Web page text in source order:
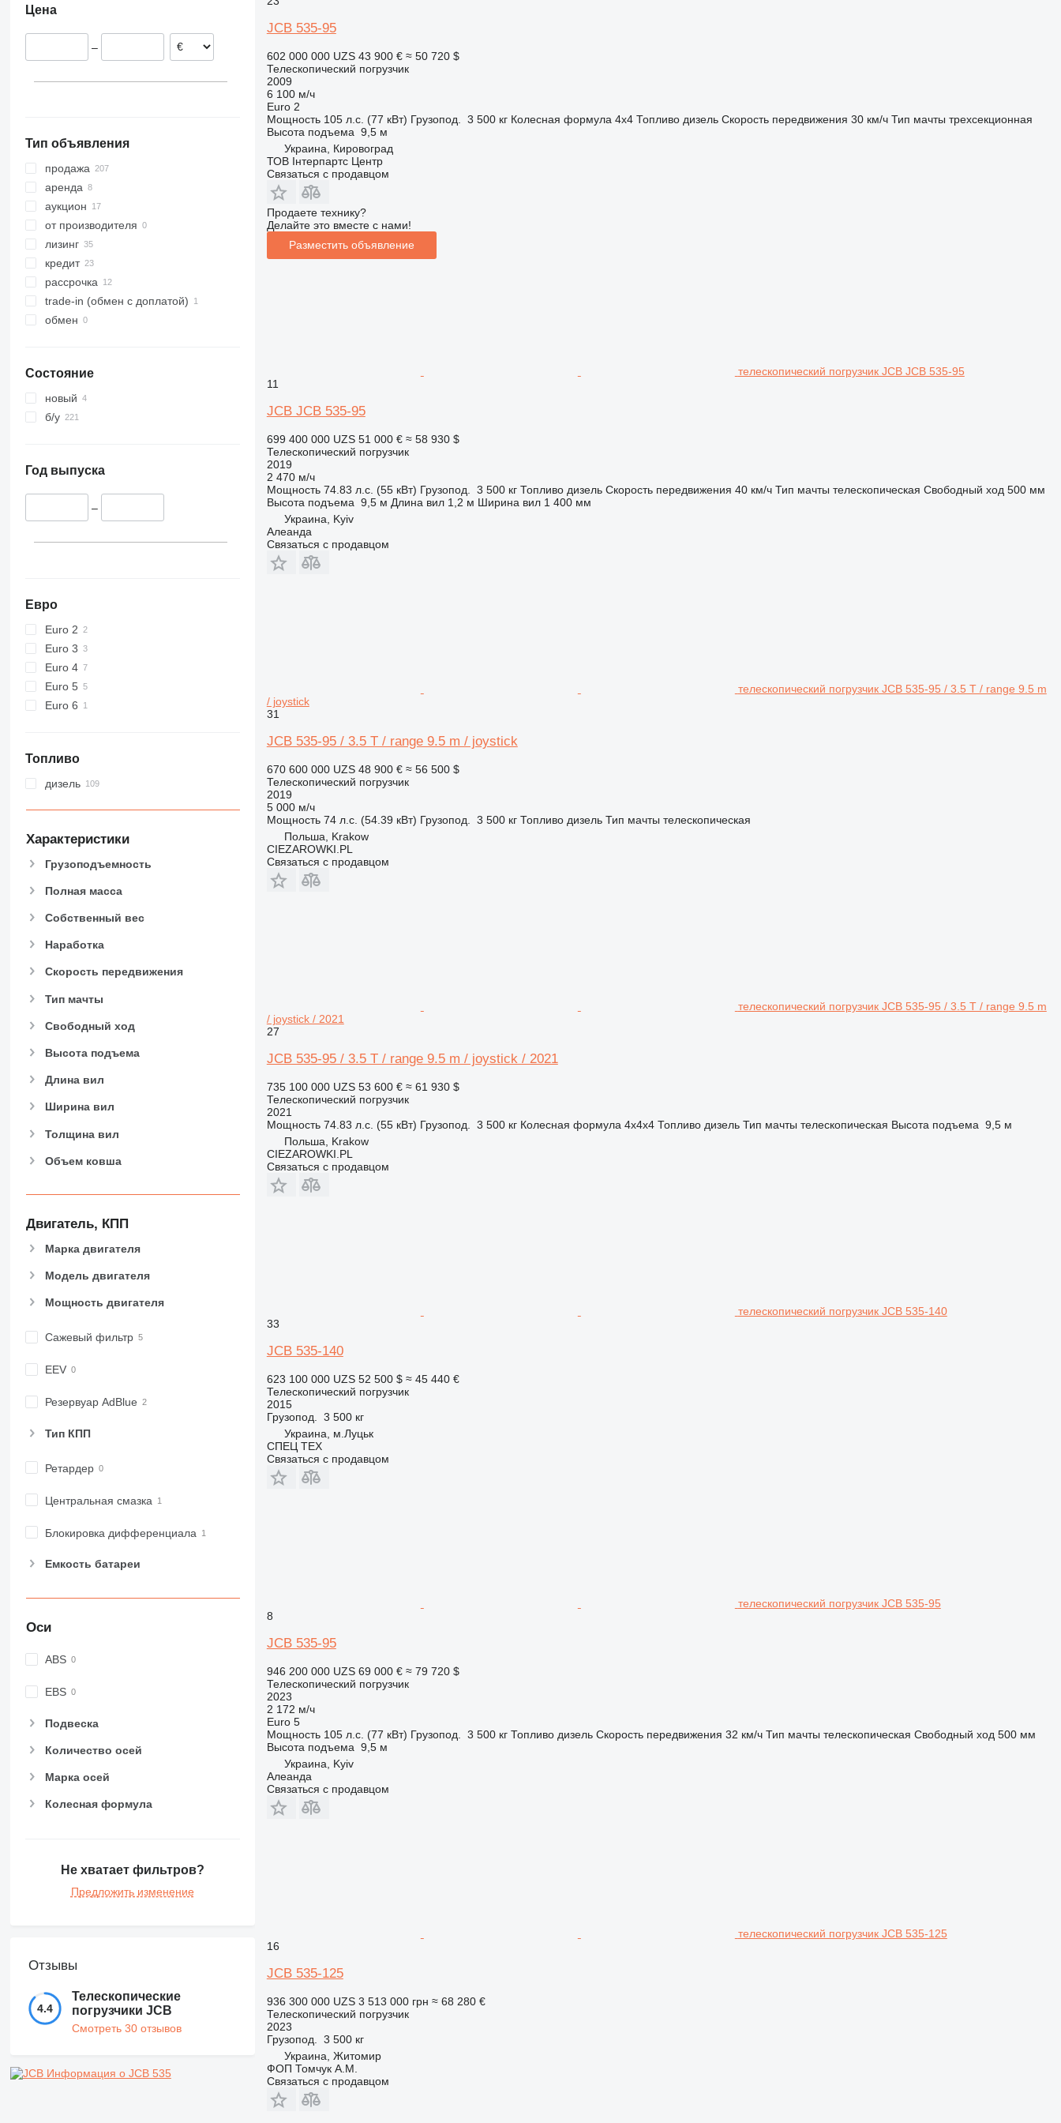
540-180
540-200
TLT
TLT30
Румыния
Венгрия
Цена
–
Тип объявления
продажа
аренда
аукцион
от производителя
лизинг
кредит
рассрочка
trade-in (обмен с доплатой)
обмен
Состояние
новый
б/у
Год выпуска
–
Евро
Euro 2
Euro 3
Euro 4
Euro 5
Euro 6
Топливо
дизель
Характеристики
Грузоподъемность
Полная масса
Собственный вес
Наработка
Скорость передвижения
Тип мачты
Свободный ход
Высота подъема
Длина вил
Ширина вил
Толщина вил
Объем ковша
Двигатель, КПП
Марка двигателя
Модель двигателя
Мощность двигателя
Сажевый фильтр
EEV
Резервуар AdBlue
Тип КПП
Ретардер
Центральная смазка
Блокировка дифференциала
Емкость батареи
Оси
ABS
EBS
Подвеска
Количество осей
Марка осей
Колесная формула
Не хватает фильтров?
Предложить изменение
Отзывы
4.4
Телескопические
погрузчики JCB
Смотреть 30 отзывов
Информация о JCB 535
JCB 535-95
602 000 000 UZS 43 900 € ≈ 50 720 $
Телескопический погрузчик
2009
6 100 м/ч
Euro 2
Мощность 105 л.с. (77 кВт) Грузопод. 3 500 кг Колесная формула 4x4 Топливо дизель Скорость передвижения 30 км/ч Тип мачты трехсекционная
Высота подъема 9,5 м
Украина, Кировоград
ТОВ Інтерпартс Центр
Связаться с продавцом
Продаете технику?
Делайте это вместе с нами!
Разместить объявление
телескопический погрузчик JCB JCB 535-95
11
JCB JCB 535-95
699 400 000 UZS 51 000 € ≈ 58 930 $
Телескопический погрузчик
2019
2 470 м/ч
Мощность 74.83 л.с. (55 кВт) Грузопод. 3 500 кг Топливо дизель Скорость передвижения 40 км/ч Тип мачты телескопическая Свободный ход 500 мм
Высота подъема 9,5 м Длина вил 1,2 м Ширина вил 1 400 мм
Украина, Kyiv
Алеанда
Связаться с продавцом
телескопический погрузчик JCB 535-95 / 3.5 T / range 9.5 m
/ joystick
31
JCB 535-95 / 3.5 T / range 9.5 m / joystick
670 600 000 UZS 48 900 € ≈ 56 500 $
Телескопический погрузчик
2019
5 000 м/ч
Мощность 74 л.с. (54.39 кВт) Грузопод. 3 500 кг Топливо дизель Тип мачты телескопическая
Польша, Krakow
CIEZAROWKI.PL
Связаться с продавцом
телескопический погрузчик JCB 535-95 / 3.5 T / range 9.5 m
/ joystick / 2021
27
JCB 535-95 / 3.5 T / range 9.5 m / joystick / 2021
735 100 000 UZS 53 600 € ≈ 61 930 $
Телескопический погрузчик
2021
Мощность 74.83 л.с. (55 кВт) Грузопод. 3 500 кг Колесная формула 4x4x4 Топливо дизель Тип мачты телескопическая Высота подъема 9,5 м
Польша, Krakow
CIEZAROWKI.PL
Связаться с продавцом
телескопический погрузчик JCB 535-140
33
JCB 535-140
623 100 000 UZS 52 500 $ ≈ 45 440 €
Телескопический погрузчик
2015
Грузопод.
3 500 кг
Украина, м.Луцьк
СПЕЦ ТЕХ
Связаться с продавцом
телескопический погрузчик JCB 535-95
8
JCB 535-95
946 200 000 UZS 69 000 € ≈ 79 720 $
Телескопический погрузчик
2023
2 172 м/ч
Euro 5
Мощность 105 л.с. (77 кВт) Грузопод. 3 500 кг Топливо дизель Скорость передвижения 32 км/ч Тип мачты телескопическая Свободный ход 500 мм
Высота подъема 9,5 м
Украина, Kyiv
Алеанда
Связаться с продавцом
телескопический погрузчик JCB 535-125
16
JCB 535-125
936 300 000 UZS 3 513 000 грн ≈ 68 280 €
Телескопический погрузчик
2023
Грузопод.
3 500 кг
Украина, Житомир
ФОП Томчук А.М.
Связаться с продавцом